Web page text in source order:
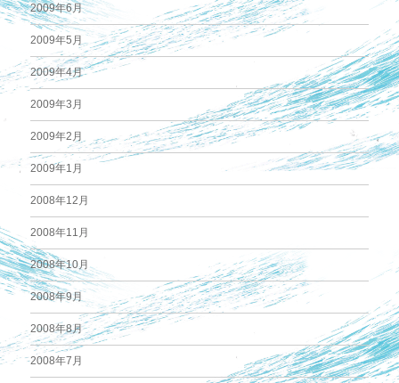
2009年6月
2009年5月
2009年4月
2009年3月
2009年2月
2009年1月
2008年12月
2008年11月
2008年10月
2008年9月
2008年8月
2008年7月